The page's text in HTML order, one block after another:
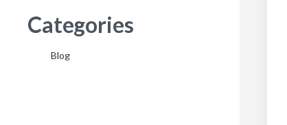
Categories
Blog